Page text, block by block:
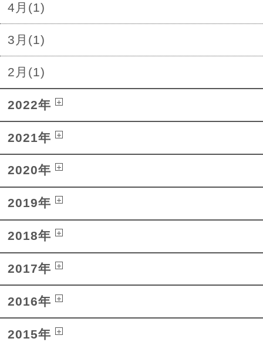
4月(1)
3月(1)
2月(1)
2022年
2021年
2020年
2019年
2018年
2017年
2016年
2015年